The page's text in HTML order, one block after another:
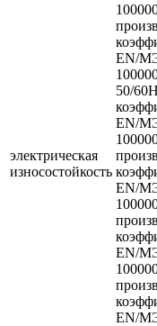
электрическая
износостойкость
EN/
50/
EN/
EN/
EN/
EN/